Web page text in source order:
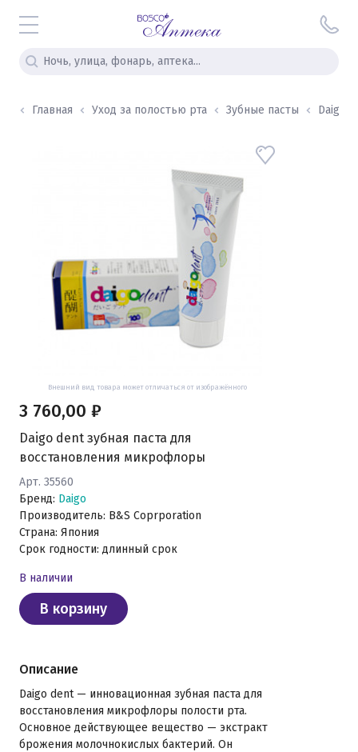
Главная Уход за полостью рта Зубные пасты Daigo
Внешний вид товара может отличаться от изображённого
Daigo dent зубная паста для
восстановления микрофлоры
Арт. 35560
Бренд: Daigo
Производитель: B&S Coprporation
Страна: Япония
Срок годности: длинный срок
3 760,00 ₽
В наличии
В корзину
Описание
Daigo dent — инновационная зубная паста для
восстановления микрофлоры полости рта.
Основное действующее вещество — экстракт
брожения молочнокислых бактерий. Он